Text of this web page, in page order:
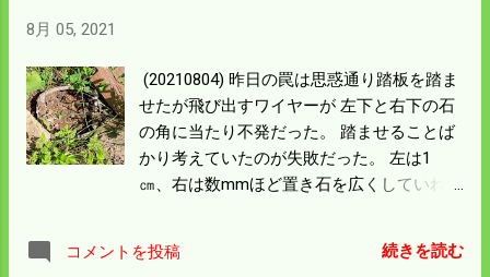
て見回りもしんどいので穴を塞いで 様子を
見よう。 電柵はおおむね三分の二が完成し
た。 おかげさまで杭打ちと線張りで腕と腰
がおかしくなった。 残りは酒米のところで
まだ穂が出ていない。 一週間以上は余裕が
う。
8月 05, 2021
(20210804) 昨日の罠は思惑通り踏板を踏ま
せたが飛び出すワイヤーが 左下と右下の石
の角に当たり不発だった。 踏ませることば
かり考えていたのが失敗だった。 左は1
㎝、右は数mmほど置き石を広くしていれば
と思っているだろうから 忘れたころまた通
コメントを投稿 続きを読む